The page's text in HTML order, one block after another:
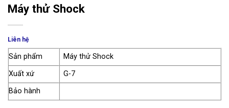
Máy thử Shock
Liên hệ
Sản phẩm
Máy thử Shock
Xuất xứ
G-7
Bảo hành